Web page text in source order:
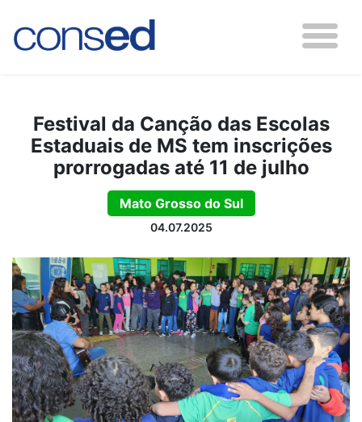
Festival da Canção das Escolas
Estaduais de MS tem inscrições
prorrogadas até 11 de julho
Mato Grosso do Sul
04.07.2025